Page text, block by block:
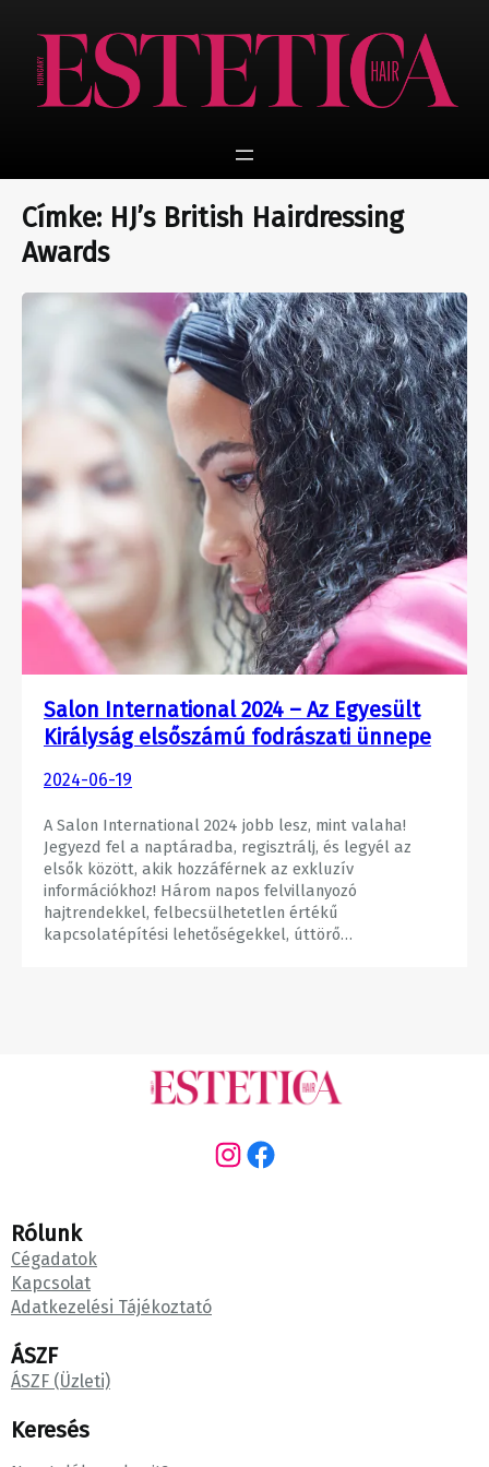
tartalomhoz
Címke: HJ’s British Hairdressing
Awards
Salon International 2024 – Az Egyesült
Királyság elsőszámú fodrászati ünnepe
2024-06-19
A Salon International 2024 jobb lesz, mint valaha!
Jegyezd fel a naptáradba, regisztrálj, és legyél az
elsők között, akik hozzáférnek az exkluzív
információkhoz! Három napos felvillanyozó
hajtrendekkel, felbecsülhetetlen értékű
kapcsolatépítési lehetőségekkel, úttörő…
Instagram Facebook
Rólunk
Cégadatok
Kapcsolat
Adatkezelési Tájékoztató
ÁSZF
ÁSZF (Üzleti)
Keresés